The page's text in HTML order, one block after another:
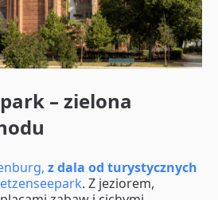
– zielona
z dala od turystycznych
. Z jeziorem,